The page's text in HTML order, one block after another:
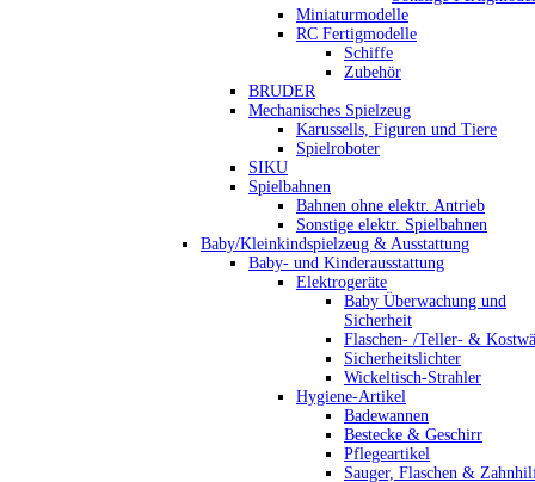
Miniaturmodelle
RC Fertigmodelle
Schiffe
Zubehör
BRUDER
Mechanisches Spielzeug
Karussells, Figuren und Tiere
Spielroboter
SIKU
Spielbahnen
Bahnen ohne elektr. Antrieb
Sonstige elektr. Spielbahnen
Baby/Kleinkindspielzeug & Ausstattung
Baby- und Kinderausstattung
Elektrogeräte
Baby Überwachung und
Sicherheit
Flaschen- /Teller- &
Sicherheitslichter
Wickeltisch-Strahler
Hygiene-Artikel
Badewannen
Bestecke & Geschirr
Pflegeartikel
Sauger, Flaschen &